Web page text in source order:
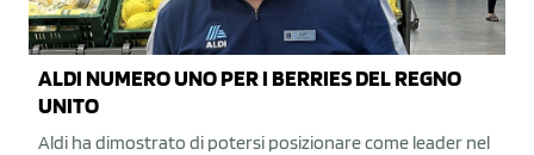
ALDI NUMERO UNO PER I BERRIES DEL REGNO
UNITO
Aldi ha dimostrato di potersi posizionare come leader nel